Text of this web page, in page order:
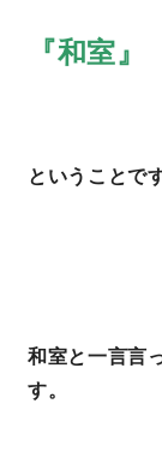
『和室』
ということで
和室と一言言
す。